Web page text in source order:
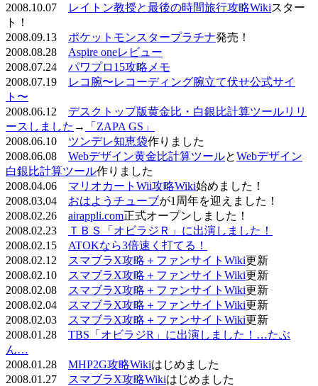
2008.10.07
レイトン教授と最後の時間旅行攻略Wikiスター
ト！
2008.09.13 ポケットモンスタープラチナ発売！
2008.08.28 Aspire oneレビュー
2008.07.24 パワプロ15攻略メモ
2008.07.19
レコ腕〜レコーディング腕立て伏せ公式サイ
ト〜
2008.06.12 デスクトップ版黄金比・白銀比計算ツールリリ
ースしました →
「ZAPA GS」
2008.06.10 ツンデレ知恵袋作りました
2008.06.08 Webデザイン黄金比計算ツールとWebデザイン
白銀比計算ツール作りました
2008.04.06 マリオカートWii攻略Wiki始めました！
2008.03.04 おはようチューブが1周年を迎えました！
2008.02.26 airappli.com正式オープンしました！
2008.02.23
ＴＢＳ「オビラジＲ」に出演しました！
2008.02.15 ATOKなら3倍速く打てる！
2008.02.12
スマブラX攻略＋ファンサイトWiki更新
2008.02.10
スマブラX攻略＋ファンサイトWiki更新
2008.02.08
スマブラX攻略＋ファンサイトWiki更新
2008.02.04
スマブラX攻略＋ファンサイトWiki更新
2008.02.03
スマブラX攻略＋ファンサイトWiki更新
2008.01.28 TBS「オビラジR」に出演しました！…たぶ
ん…
2008.01.28 MHP2G攻略Wikiはじめました
2008.01.27
スマブラX攻略Wikiはじめました